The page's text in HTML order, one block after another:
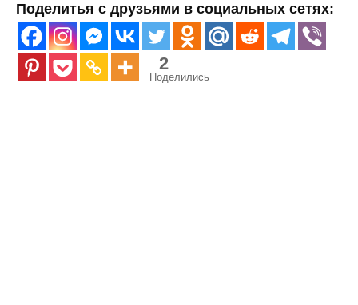
Поделитья с друзьями в социальных сетях:
2
Поделились